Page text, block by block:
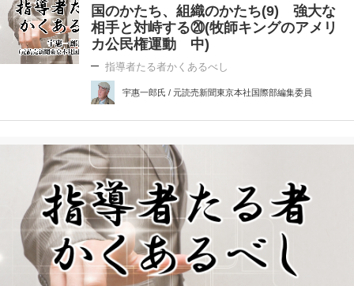
国のかたち、組織のかたち(9) 強大な
相手と対峙する⑳(牧師キングのアメリ
カ公民権運動 中)
指導者たる者かくあるべし
宇惠一郎氏 / 元読売新聞東京本社国際部編集委員